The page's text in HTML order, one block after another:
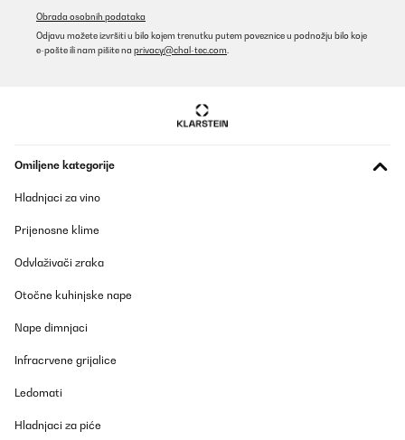
Obrada osobnih podataka
Odjavu možete izvršiti u bilo kojem trenutku putem poveznice u podnožju bilo koje
e-pošte ili nam pišite na privacy@chal-tec.com
Omiljene kategorije
Hladnjaci za vino
Prijenosne klime
Odvlaživači zraka
Otočne kuhinjske nape
Nape dimnjaci
Infracrvene grijalice
Ledomati
Hladnjaci za piće